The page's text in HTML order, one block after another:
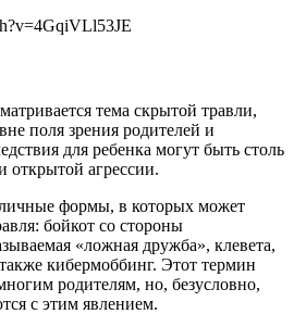
тема скрытой травли,
поля зрения родителей и
для ребенка могут быть столь
агрессии.
формы, в которых может
бойкот со стороны
«ложная дружба», клевета,
кибермоббинг. Этот термин
родителям, но, безусловно,
с этим явлением.